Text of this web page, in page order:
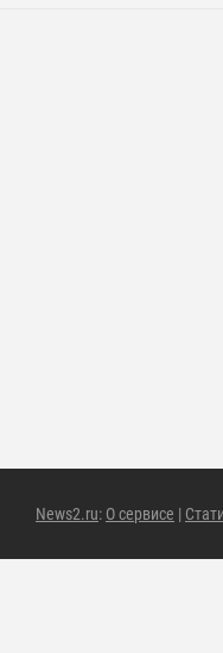
News2.ru: О сервисе |